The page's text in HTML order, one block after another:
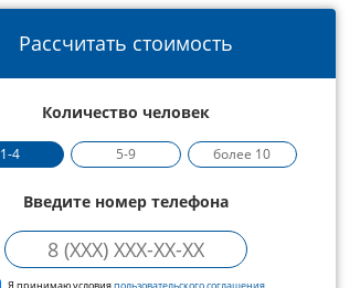
Рассчитать стоимость
Количество человек
1-4 5-9 более 10
Введите номер телефона